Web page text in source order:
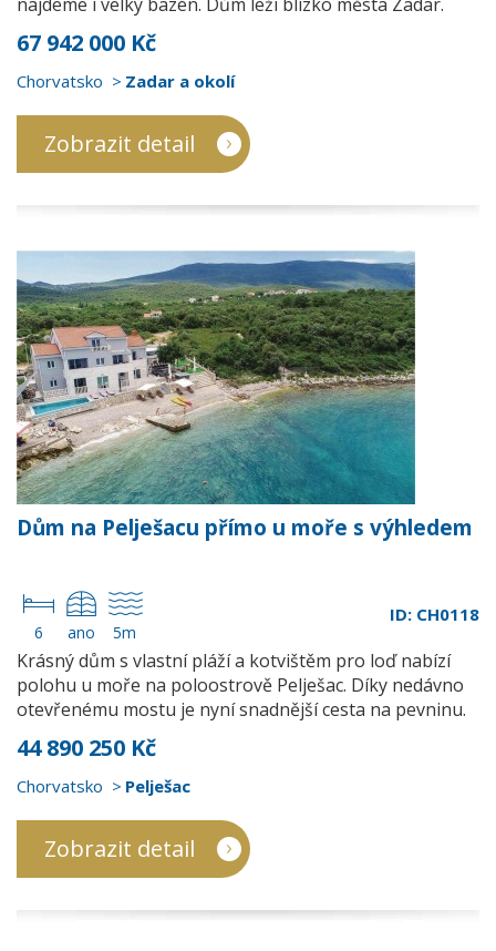
67 942 000 Kč
Chorvatsko Zadar a okolí
Zobrazit detail
Dům na Pelješacu přímo u moře s výhledem
6 ano 5m
ID: CH0118
Krásný dům s vlastní pláží a kotvištěm pro loď nabízí
polohu u moře na poloostrově Pelješac. Díky nedávno
otevřenému mostu je nyní snadnější cesta na pevninu.
44 890 250 Kč
Chorvatsko Pelješac
Zobrazit detail